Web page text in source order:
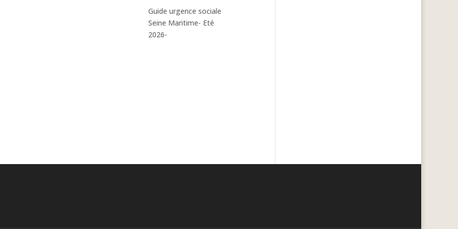
Guide urgence sociale
Seine Maritime- Eté
2026-